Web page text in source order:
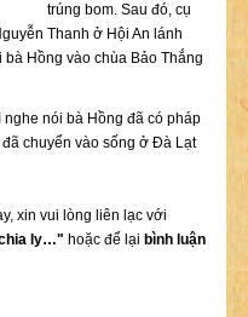
trúng bom. Sau đó, cụ
Thanh ở Hội An lánh
Hồng vào chùa Bảo Thắng
nói bà Hồng đã có pháp
chuyển vào sống ở Đà Lạt
xin vui lòng liên lạc với
ly…" hoặc để lại bình luận